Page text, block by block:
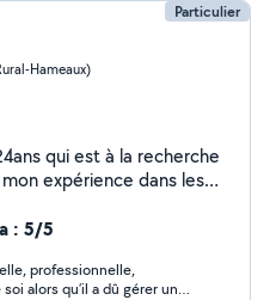
Particulier
Hameaux)
à la recherche
expérience dans les
attentes
: 5/5
professionnelle,
alors qu’il a dû gérer un